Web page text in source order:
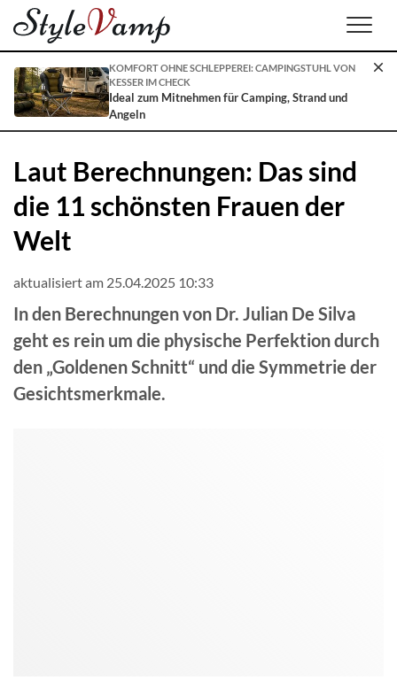
KOMFORT OHNE SCHLEPPEREI: CAMPINGSTUHL VON
KESSER IM CHECK
Ideal zum Mitnehmen für Camping, Strand und
Angeln
Laut Berechnungen: Das sind
die 11 schönsten Frauen der
Welt
aktualisiert am 25.04.2025 10:33
In den Berechnungen von Dr. Julian De Silva
geht es rein um die physische Perfektion durch
den „Goldenen Schnitt“ und die Symmetrie der
Gesichtsmerkmale.